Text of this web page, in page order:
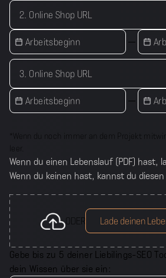
2. Online Shop URL
Arbeitsbeginn
3. Online Shop URL
Arbeitsbeginn
*Wenn du noch immer an dem Projekt
leer.
Wenn du einen Lebenslauf (PDF) hast,
Wenn du keinen hast, kannst du
ODER Lade deinen
Gebe bis zu 5 deiner Liebilings-SEO
dein Wissen über sie ein: